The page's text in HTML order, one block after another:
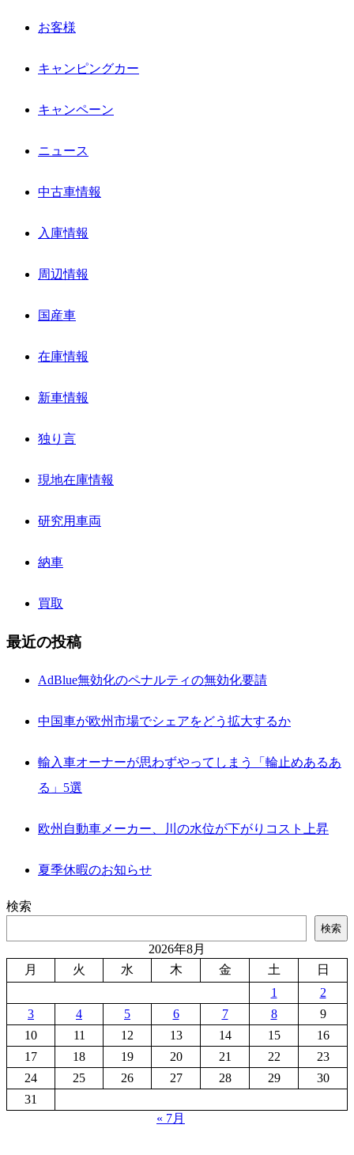
お客様
キャンピングカー
キャンペーン
ニュース
中古車情報
入庫情報
周辺情報
国産車
在庫情報
新車情報
独り言
現地在庫情報
研究用車両
納車
買取
最近の投稿
AdBlue無効化のペナルティの無効化要請
中国車が欧州市場でシェアをどう拡大するか
輸入車オーナーが思わずやってしまう「輪止めあるあ
る」5選
欧州自動車メーカー、川の水位が下がりコスト上昇
夏季休暇のお知らせ
検索
検索
2026年8月
月
火 水 木 金 土
日
1
2
3
4 5 6 7 8
9
10
11 12 13 14 15
16
17
18 19 20 21 22
23
24
25 26 27 28 29
30
31
« 7月